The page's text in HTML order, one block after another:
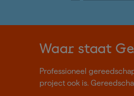
Waar staat
Professioneel
project ook is.